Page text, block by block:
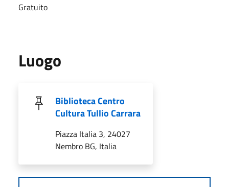
Gratuito
Luogo
Biblioteca Centro
Cultura Tullio Carrara
Piazza Italia 3, 24027
Nembro BG, Italia